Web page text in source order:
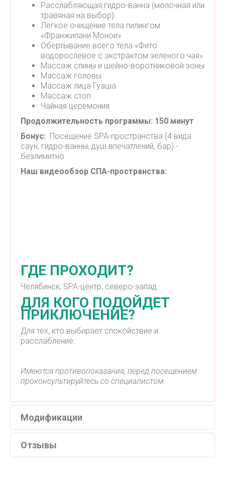
Расслабляющая гидро-ванна (молочная или
травяная на выбор)
Лёгкое очищение тела пилингом
«Франжипани Монои»
Обертывание всего тела «Фито
водорослевое с экстрактом зеленого чая»
Массаж спины и шейно-воротниковой зоны
Массаж головы
Массаж лица Гуаша
Массаж стоп
Чайная церемония
Продолжительность программы: 150 минут
Бонус: Посещение SPA-пространства (4 вида
саун, гидро-ванны, душ впечатлений, бар) -
безлимитно
Наш видеообзор СПА-пространства:
ГДЕ ПРОХОДИТ?
Челябинск, SPA-центр, северо-запад
ДЛЯ КОГО ПОДОЙДЕТ
ПРИКЛЮЧЕНИЕ?
Для тех, кто выбирает спокойствие и
расслабление.
Имеются противопоказания, перед посещением
проконсультируйтесь со специалистом.
Модификации
Отзывы